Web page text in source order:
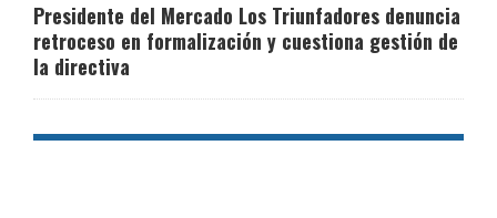
Presidente del Mercado Los Triunfadores denuncia
retroceso en formalización y cuestiona gestión de
la directiva